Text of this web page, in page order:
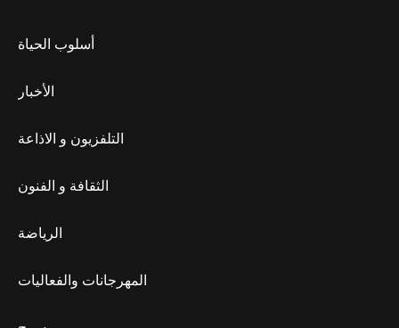
أسلوب الحياة
الأخبار
التلفزيون و الاذاعة
الثقافة و الفنون
الرياضة
المهرجانات والفعاليات